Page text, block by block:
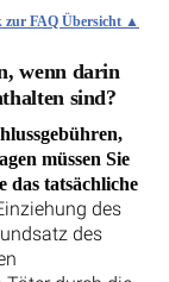
zur FAQ Übersicht
wenn darin
sind?
müssen Sie
das tatsächliche
des
des